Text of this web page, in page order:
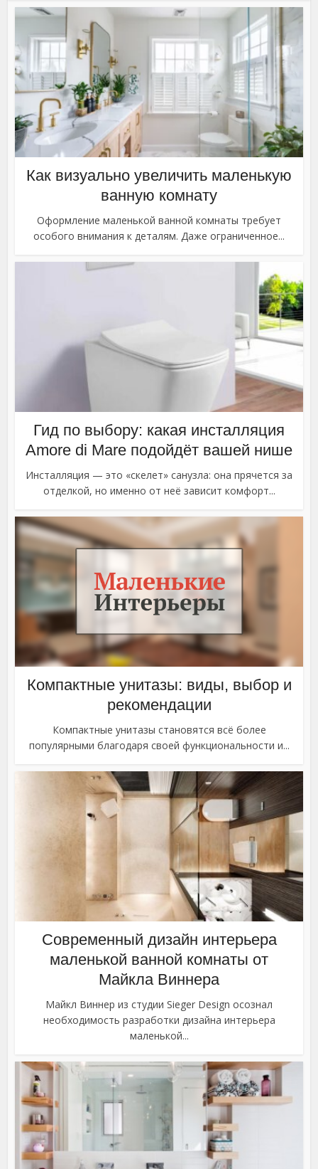
Как визуально увеличить маленькую
ванную комнату
Оформление маленькой ванной комнаты требует
особого внимания к деталям. Даже ограниченное...
Гид по выбору: какая инсталляция
Amore di Mare подойдёт вашей нише
Инсталляция — это «скелет» санузла: она прячется за
отделкой, но именно от неё зависит комфорт...
Компактные унитазы: виды, выбор и
рекомендации
Компактные унитазы становятся всё более
популярными благодаря своей функциональности и...
Современный дизайн интерьера
маленькой ванной комнаты от
Майкла Виннера
Майкл Виннер из студии Sieger Design осознал
необходимость разработки дизайна интерьера
маленькой...